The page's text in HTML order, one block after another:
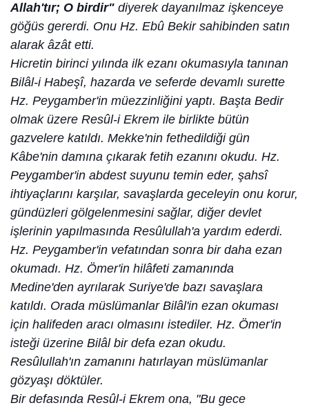
Allah'tır; O birdir" diyerek dayanılmaz işkenceye
göğüs gererdi. Onu Hz. Ebû Bekir sahibinden satın
alarak âzât etti.
Hicretin birinci yılında ilk ezanı okumasıyla tanınan
Bilâl-i Habeşî, hazarda ve seferde devamlı surette
Hz. Peygamber'in müezzinliğini yaptı. Başta Bedir
olmak üzere Resûl-i Ekrem ile birlikte bütün
gazvelere katıldı. Mekke'nin fethedildiği gün
Kâbe'nin damına çıkarak fetih ezanını okudu. Hz.
Peygamber'in abdest suyunu temin eder, şahsî
ihtiyaçlarını karşılar, savaşlarda geceleyin onu korur,
gündüzleri gölgelenmesini sağlar, diğer devlet
işlerinin yapılmasında Resûlullah'a yardım ederdi.
Hz. Peygamber'in vefatından sonra bir daha ezan
okumadı. Hz. Ömer'in hilâfeti zamanında
Medine'den ayrılarak Suriye'de bazı savaşlara
katıldı. Orada müslümanlar Bilâl'in ezan okuması
için halifeden aracı olmasını istediler. Hz. Ömer'in
isteği üzerine Bilâl bir defa ezan okudu.
Resûlullah'ın zamanını hatırlayan müslümanlar
gözyaşı döktüler.
Bir defasında Resûl-i Ekrem ona, "Bu gece